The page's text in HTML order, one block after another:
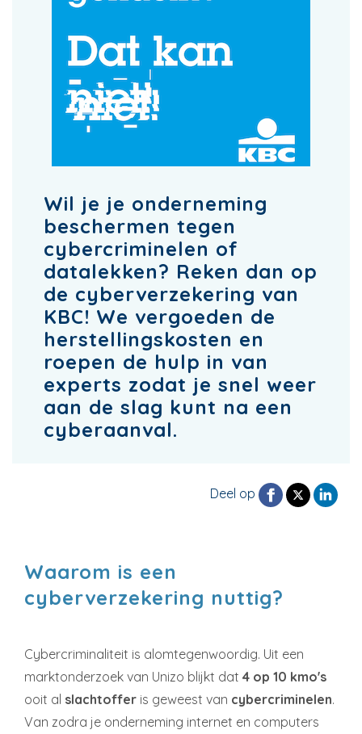
Wil je je onderneming
beschermen tegen
cybercriminelen of
datalekken? Reken dan op
de cyberverzekering van
KBC! We vergoeden de
herstellingskosten en
roepen de hulp in van
experts zodat je snel weer
aan de slag kunt na een
cyberaanval.
Deel op
Waarom is een
cyberverzekering nuttig?
Cybercriminaliteit is alomtegenwoordig. Uit een
marktonderzoek van Unizo blijkt dat 4 op 10 kmo's
ooit al slachtoffer is geweest van cybercriminelen.
Van zodra je onderneming internet en computers